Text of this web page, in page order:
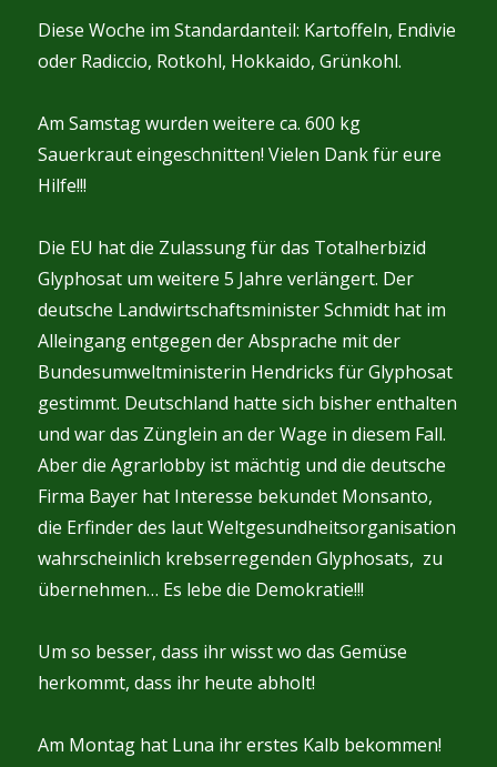
Diese Woche im Standardanteil: Kartoffeln, Endivie
oder Radiccio, Rotkohl, Hokkaido, Grünkohl.
Am Samstag wurden weitere ca. 600 kg
Sauerkraut eingeschnitten! Vielen Dank für eure
Hilfe!!!
Die EU hat die Zulassung für das Totalherbizid
Glyphosat um weitere 5 Jahre verlängert. Der
deutsche Landwirtschaftsminister Schmidt hat im
Alleingang entgegen der Absprache mit der
Bundesumweltministerin Hendricks für Glyphosat
gestimmt. Deutschland hatte sich bisher enthalten
und war das Zünglein an der Wage in diesem Fall.
Aber die Agrarlobby ist mächtig und die deutsche
Firma Bayer hat Interesse bekundet Monsanto,
die Erfinder des laut Weltgesundheitsorganisation
wahrscheinlich krebserregenden Glyphosats, zu
übernehmen… Es lebe die Demokratie!!!
Um so besser, dass ihr wisst wo das Gemüse
herkommt, dass ihr heute abholt!
Am Montag hat Luna ihr erstes Kalb bekommen!